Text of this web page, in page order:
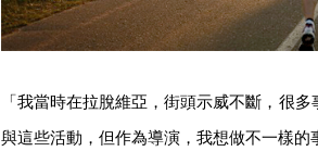
「我當時在拉脫維亞，街頭示威不斷，很
與這些活動，但作為導演，我想做不一樣的